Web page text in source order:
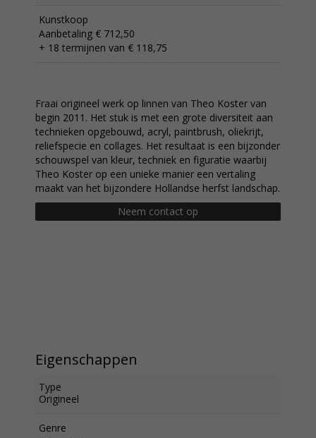
Kunstkoop
Aanbetaling € 712,50
+ 18 termijnen van € 118,75
Fraai origineel werk op linnen van Theo Koster van
begin 2011. Het stuk is met een grote diversiteit aan
technieken opgebouwd, acryl, paintbrush, oliekrijt,
reliefspecie en collages. Het resultaat is een bijzonder
schouwspel van kleur, techniek en figuratie waarbij
Theo Koster op een unieke manier een vertaling
maakt van het bijzondere Hollandse herfst landschap.
Neem contact op
Eigenschappen
Type
Origineel
Genre